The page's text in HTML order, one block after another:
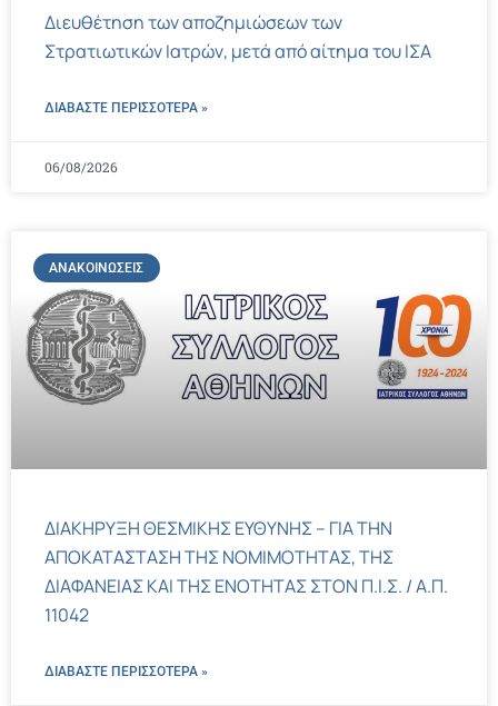
Διευθέτηση των αποζημιώσεων των
Στρατιωτικών Ιατρών, μετά από αίτημα του ΙΣΑ
ΔΙΑΒΑΣΤΕ ΠΕΡΙΣΣΌΤΕΡΑ »
06/08/2026
ΑΝΑΚΟΙΝΏΣΕΙΣ
ΔΙΑΚΗΡΥΞΗ ΘΕΣΜΙΚΗΣ ΕΥΘΥΝΗΣ – ΓΙΑ ΤΗΝ
ΑΠΟΚΑΤΑΣΤΑΣΗ ΤΗΣ ΝΟΜΙΜΟΤΗΤΑΣ, ΤΗΣ
ΔΙΑΦΑΝΕΙΑΣ ΚΑΙ ΤΗΣ ΕΝΟΤΗΤΑΣ ΣΤΟΝ Π.Ι.Σ. / Α.Π.
11042
ΔΙΑΒΑΣΤΕ ΠΕΡΙΣΣΌΤΕΡΑ »